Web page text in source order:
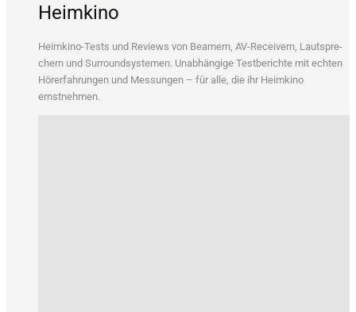
Heimkino
Heim­ki­no-Tests und Reviews von Bea­mern, AV-Recei­vern, Laut­spre­
chern und Sur­round­sys­te­men. Unab­hän­gi­ge Test­be­rich­te mit ech­ten
Hör­erfah­run­gen und Mes­sun­gen – für alle, die ihr Heim­ki­no
ernstnehmen.